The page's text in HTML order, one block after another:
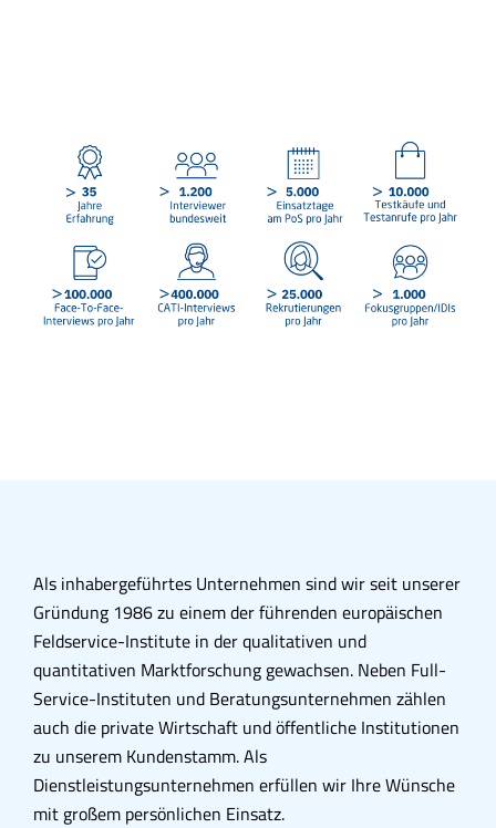
Als inhabergeführtes Unternehmen sind wir seit unserer
Gründung 1986 zu einem der führenden europäischen
Feldservice-Institute in der qualitativen und
quantitativen Marktforschung gewachsen. Neben Full-
Service-Instituten und Beratungsunternehmen zählen
auch die private Wirtschaft und öffentliche Institutionen
zu unserem Kundenstamm. Als
Dienstleistungsunternehmen erfüllen wir Ihre Wünsche
mit großem persönlichen Einsatz.